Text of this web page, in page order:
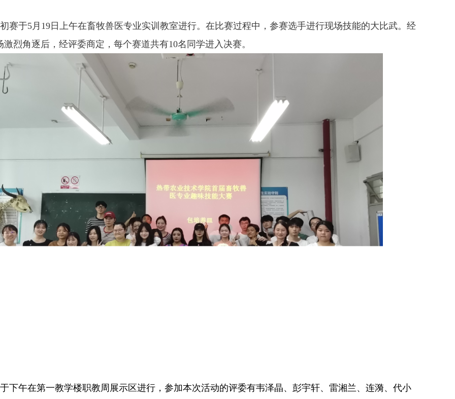
赛于5月19日上午在畜牧兽医专业实训教室进行。在比赛过程中，参赛选手进行现场技能的大比武。经
激烈角逐后，经评委商定，每个赛道共有10名同学进入决赛。
下午在第一教学楼职教周展示区进行，参加本次活动的评委有韦泽晶、彭宇轩、雷湘兰、连漪、代小